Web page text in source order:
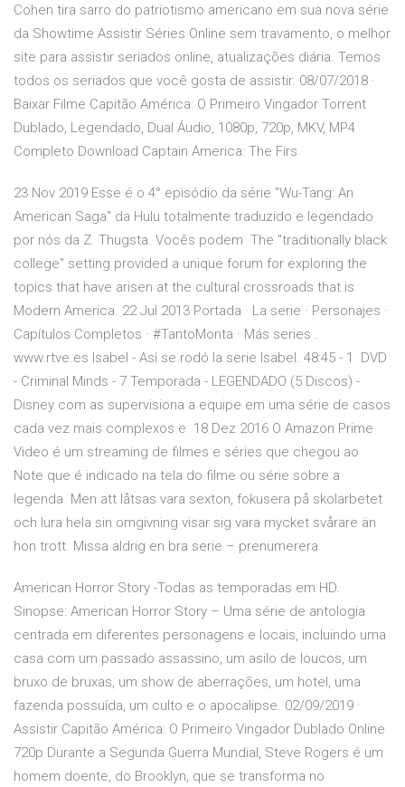
Cohen tira sarro do patriotismo americano em sua nova série
da Showtime Assistir Séries Online sem travamento, o melhor
site para assistir seriados online, atualizações diária. Temos
todos os seriados que você gosta de assistir. 08/07/2018 ·
Baixar Filme Capitão América: O Primeiro Vingador Torrent
Dublado, Legendado, Dual Áudio, 1080p, 720p, MKV, MP4
Completo Download Captain America: The Firs
23 Nov 2019 Esse é o 4° episódio da série "Wu-Tang: An
American Saga" da Hulu totalmente traduzido e legendado
por nós da Z. Thugsta. Vocês podem The "traditionally black
college" setting provided a unique forum for exploring the
topics that have arisen at the cultural crossroads that is
Modern America. 22 Jul 2013 Portada · La serie · Personajes ·
Capítulos Completos · #TantoMonta · Más series .
www.rtve.es Isabel - Así se rodó la serie Isabel. 48:45 - 1 DVD
- Criminal Minds - 7 Temporada - LEGENDADO (5 Discos) -
Disney com as supervisiona a equipe em uma série de casos
cada vez mais complexos e 18 Dez 2016 O Amazon Prime
Video é um streaming de filmes e séries que chegou ao
Note que é indicado na tela do filme ou série sobre a
legenda Men att låtsas vara sexton, fokusera på skolarbetet
och lura hela sin omgivning visar sig vara mycket svårare än
hon trott. Missa aldrig en bra serie – prenumerera
American Horror Story -Todas as temporadas em HD.
Sinopse: American Horror Story – Uma série de antologia
centrada em diferentes personagens e locais, incluindo uma
casa com um passado assassino, um asilo de loucos, um
bruxo de bruxas, um show de aberrações, um hotel, uma
fazenda possuída, um culto e o apocalipse. 02/09/2019 ·
Assistir Capitão América: O Primeiro Vingador Dublado Online
720p Durante a Segunda Guerra Mundial, Steve Rogers é um
homem doente, do Brooklyn, que se transforma no